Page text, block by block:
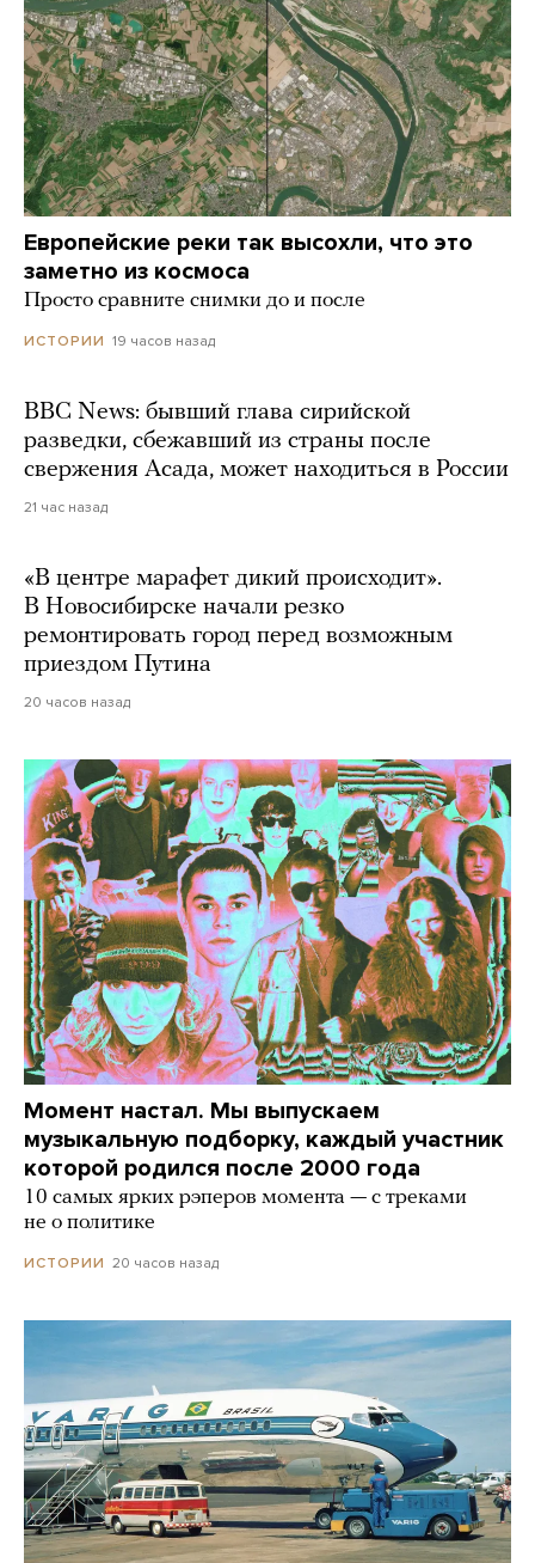
Европейские реки так высохли, что это
заметно из космоса
Просто сравните снимки до и после
ИСТОРИИ 19 часов назад
BBC News: бывший глава сирийской
разведки, сбежавший из страны после
свержения Асада, может находиться в России
21 час назад
«В центре марафет дикий происходит».
В Новосибирске начали резко
ремонтировать город перед возможным
приездом Путина
20 часов назад
Момент настал. Мы выпускаем
музыкальную подборку, каждый участник
которой родился после 2000 года
10 самых ярких рэперов момента — с треками
не о политике
ИСТОРИИ 20 часов назад